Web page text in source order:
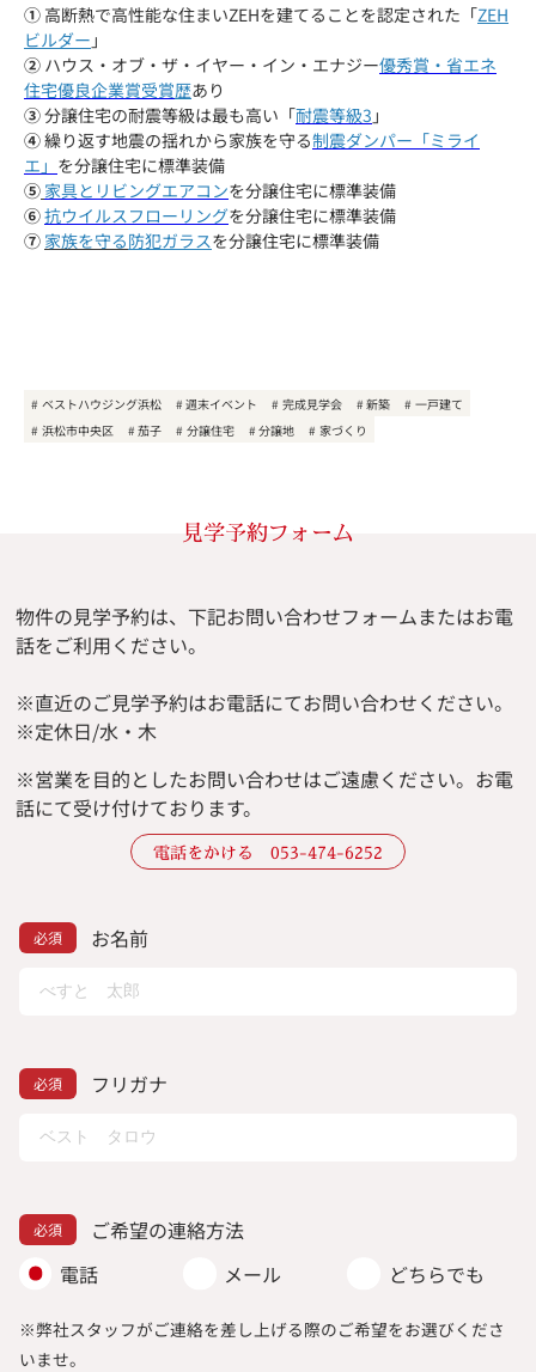
① 高断熱で高性能な住まいZEHを建てることを認定された「ZEH
ビルダー 」
② ハウス・オブ・ザ・イヤー・イン・エナジー優秀賞・省エネ
住宅優良企業賞受賞歴あり
③分譲住宅の耐震等級は最も高い「耐震等級3 」
④繰り返す地震の揺れから家族を守る制震ダンパー「ミライ
エ」 を分譲住宅に標準装備
⑤ 家具とリビングエアコンを分譲住宅に標準装備
⑥抗ウイルスフローリングを分譲住宅に標準装備
⑦ 家族を守る防犯ガラスを分譲住宅に標準装備
ベストハウジング浜松 週末イベント 完成見学会 新築
一戸建て
浜松市中央区
茄子 分譲住宅 分譲地 家づくり
見学予約フォーム
物件の見学予約は、下記お問い合わせフォームまたはお電
話をご利用ください。
※直近のご見学予約はお電話にてお問い合わせください。
※定休日/水・木
※営業を目的としたお問い合わせはご遠慮ください。 お電
話にて受け付けております。
電話をかける 053-474-6252
お名前
フリガナ
ご希望の連絡方法
電話
メール どちらでも
※弊社スタッフがご連絡を差し上げる際のご希望をお選びくださ
いませ。